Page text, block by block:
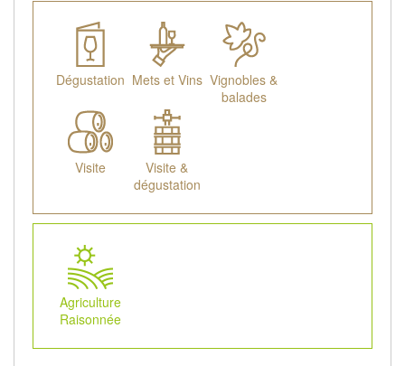
Dégustation Mets et Vins Vignobles &
balades
Visite
Visite &
dégustation
Agriculture
Raisonnée